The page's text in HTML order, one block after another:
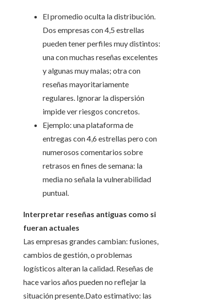
El promedio oculta la distribución.
Dos empresas con 4,5 estrellas
pueden tener perfiles muy distintos:
una con muchas reseñas excelentes
y algunas muy malas; otra con
reseñas mayoritariamente
regulares. Ignorar la dispersión
impide ver riesgos concretos.
Ejemplo: una plataforma de
entregas con 4,6 estrellas pero con
numerosos comentarios sobre
retrasos en fines de semana: la
media no señala la vulnerabilidad
puntual.
Interpretar reseñas antiguas como si
fueran actuales
Las empresas grandes cambian: fusiones,
cambios de gestión, o problemas
logísticos alteran la calidad. Reseñas de
hace varios años pueden no reflejar la
situación presente.Dato estimativo: las